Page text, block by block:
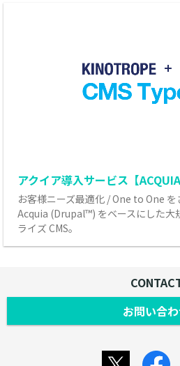
アクイア導入サービス【
お客様ニーズ最適化 / One to One を
Acquia (Drupal™) をベースにした大
ライズ CMS。
お問い合